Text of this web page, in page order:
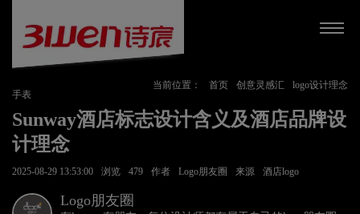
当前位置： 首页 创意灵感汇
logo设计理念
手表
Sunway酒店标志设计含义及酒店品牌设
计理念
2025-08-29 13:53:00 浏览 479 作者 Logo朋友圈 来源 酒店logo
Logo朋友圈